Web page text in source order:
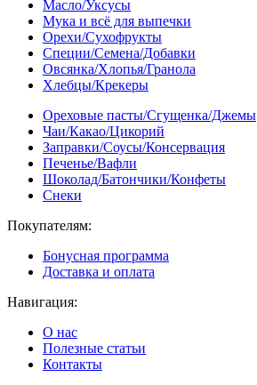
Масло/Уксусы
Мука и всё для выпечки
Орехи/Сухофрукты
Специи/Семена/Добавки
Овсянка/Хлопья/Гранола
Хлебцы/Крекеры
Ореховые пасты/Сгущенка/Джемы
Чаи/Какао/Цикорий
Заправки/Соусы/Консервация
Печенье/Вафли
Шоколад/Батончики/Конфеты
Снеки
Покупателям:
Бонусная программа
Доставка и оплата
Навигация:
О нас
Полезные статьи
Контакты